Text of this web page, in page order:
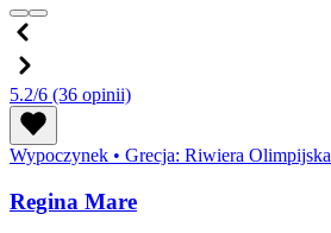
5.2/6 (36 opinii)
Wypoczynek • Grecja: Riwiera Olimpijska
Regina Mare